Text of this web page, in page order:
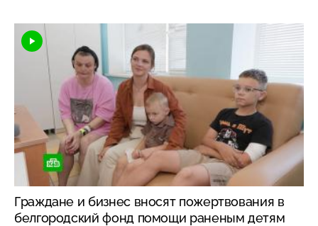
Граждане и бизнес вносят пожертвования в
белгородский фонд помощи раненым детям